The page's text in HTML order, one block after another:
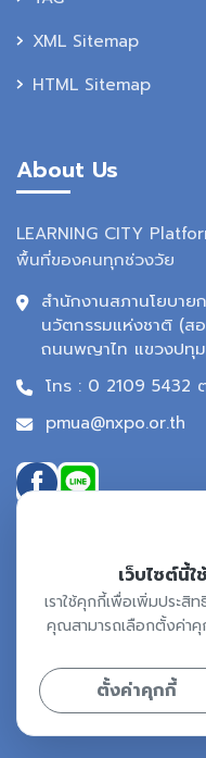
XML Sitemap
HTML Sitemap
About Us
LEARNING CITY
พื้นที่ของคนทุกช่วงวัย
สำนักงานสภานโยบา
นวัตกรรมแห่งชาติ (ส
ถนนพญาไท แขวงปทุ
โทร : 0 2109 5432
pmua@nxpo.or.th
เว็บไซต์นี้
เราใช้คุกกี้เพื่อเพิ่มประสิ
คุณสามารถเลือกตั้งค่าคุ
ตั้งค่าคุกกี้